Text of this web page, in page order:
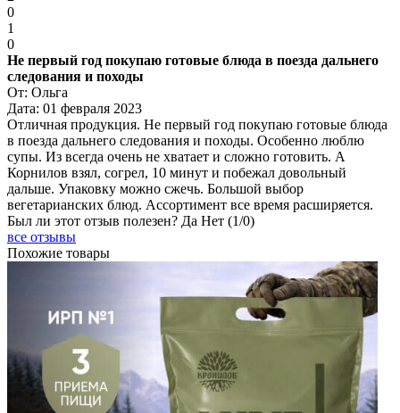
0
1
0
Не первый год покупаю готовые блюда в поезда дальнего
следования и походы
От: Ольга
Дата: 01 февраля 2023
Отличная продукция. Не первый год покупаю готовые блюда
в поезда дальнего следования и походы. Особенно люблю
супы. Из всегда очень не хватает и сложно готовить. А
Корнилов взял, согрел, 10 минут и побежал довольный
дальше. Упаковку можно сжечь. Большой выбор
вегетарианских блюд. Ассортимент все время расширяется.
Был ли этот отзыв полезен? Да Нет (1/0)
все отзывы
Похожие товары